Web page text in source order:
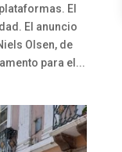
El
El anuncio
Olsen, de
para el...